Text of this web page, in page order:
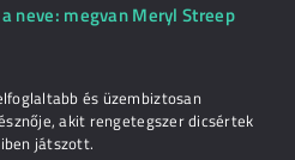
neve: megvan Meryl Streep
és üzembiztosan
akit rengetegszer dicsértek
játszott.